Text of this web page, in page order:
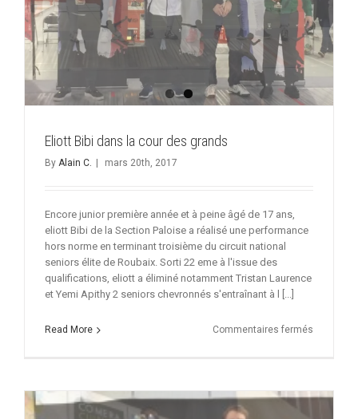
Eliott Bibi dans la cour des grands
By Alain C. | mars 20th, 2017
Encore junior première année et à peine âgé de 17 ans,
eliott Bibi de la Section Paloise a réalisé une performance
hors norme en terminant troisième du circuit national
seniors élite de Roubaix. Sorti 22 eme à l'issue des
qualifications, eliott a éliminé notamment Tristan Laurence
et Yemi Apithy 2 seniors chevronnés s'entraînant à l [...]
Read More Commentaires fermés
cour